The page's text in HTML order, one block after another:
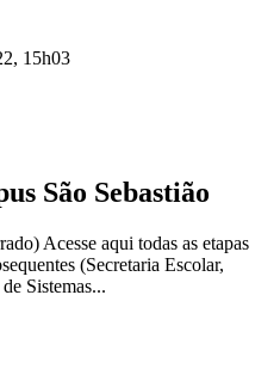
15h03
São Sebastião
Acesse aqui todas as etapas
(Secretaria Escolar,
Sistemas...